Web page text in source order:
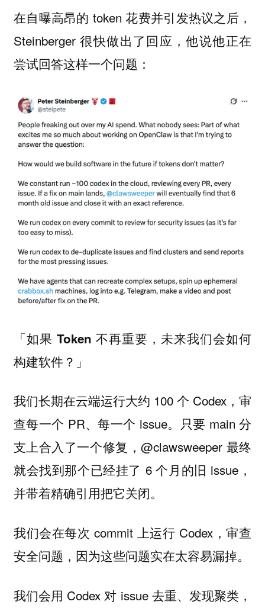
在自曝高昂的 token 花费并引发热议之后，
Steinberger 很快做出了回应，他说他正在
尝试回答这样一个问题：
「如果 Token 不再重要，未来我们会如何
构建软件？ 」
我们长期在云端运行大约 100 个 Codex，审
查每一个 PR、每一个 issue。只要 main 分
支上合入了一个修复，@clawsweeper 最终
就会找到那个已经挂了 6 个月的旧 issue，
并带着精确引用把它关闭。
我们会在每次 commit 上运行 Codex，审查
安全问题，因为这些问题实在太容易漏掉。
我们会用 Codex 对 issue 去重、发现聚类，